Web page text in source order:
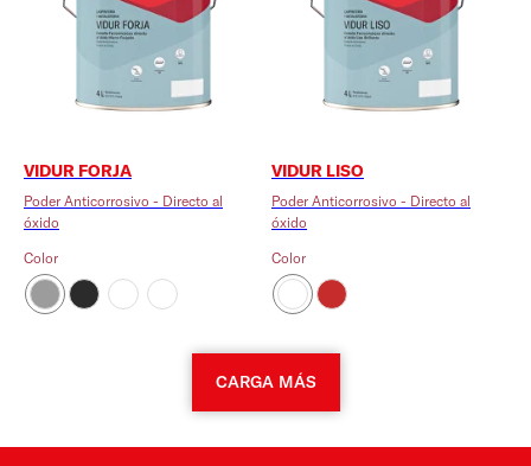
VIDUR FORJA
Poder Anticorrosivo - Directo al
óxido
Color
VIDUR LISO
Poder Anticorrosivo - Directo al
óxido
Color
CARGA MÁS